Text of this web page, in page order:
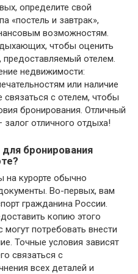
определите свой
«постель и завтрак»,
возможностям.
чтобы оценить
предоставляемый отелем.
недвижимости:
или наличие
связаться с отелем, чтобы
бронирования. Отличный
залог отличного отдыха!
бронирования
на курорте обычно
Во-первых, вам
гражданина России.
копию этого
потребовать внести
Точные условия зависят
связаться с
всех деталей и